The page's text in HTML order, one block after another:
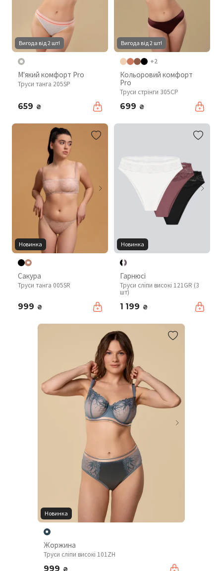
Вигода від 2 шт!
М'який комфорт Pro
Труси танга 205SP
659 ₴
Вигода від 2 шт!
+2
Кольоровий комфорт
Pro
Труси стрінги 305CP
699 ₴
Новинка
Сакура
Труси танга 005SR
999 ₴
Новинка
Гарнюсі
Труси сліпи високі 121GR (3
шт)
1 199 ₴
Новинка
Жоржина
Труси сліпи високі 101ZH
999 ₴